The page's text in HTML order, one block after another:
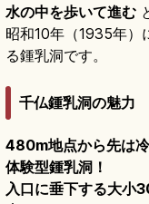
水の中を歩いて進む
昭和10年（1935年）
る鍾乳洞です。
千仏鍾乳洞の魅力
480m地点から先は
体験型鍾乳洞！
入口に垂下する大小